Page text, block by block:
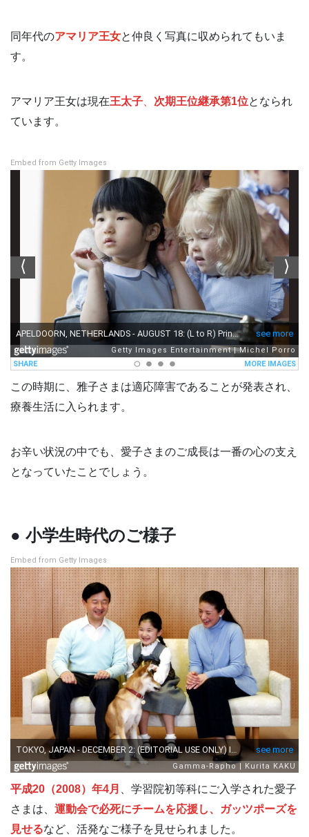
同年代のアマリア王女と仲良く写真に収められてもいま
す。
アマリア王女は現在王太子 次期王位継承第1位となられ
ています。
Embed from Getty Images
この時期に、雅子さまは適応障害であることが発表され、
療養生活に入られます。
お辛い状況の中でも、愛子さまのご成長は一番の心の支え
となっていたことでしょう。
● 小学生時代のご様子
Embed from Getty Images
平成20（2008）年4月
、学習院初等科にご入学された愛子
さまは、 運動会で必死にチームを応援し、ガッツポーズを
見せるなど、活発なご様子を見せられました。